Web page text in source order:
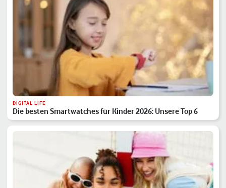
DIGITAL LIFE
Die besten Smartwatches für Kinder 2026: Unsere Top 6